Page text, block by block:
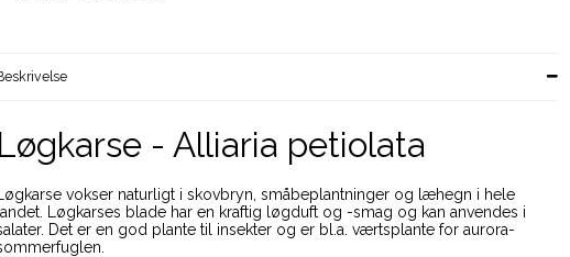
Løgkarse - Alliaria petiolata
Løgkarse vokser naturligt i skovbryn, småbeplantninger og læhegn i hele
landet. Løgkarses blade har en kraftig løgduft og -smag og kan anvendes i
Det er en god plante til insekter og er bl.a. værtsplante for aurora-